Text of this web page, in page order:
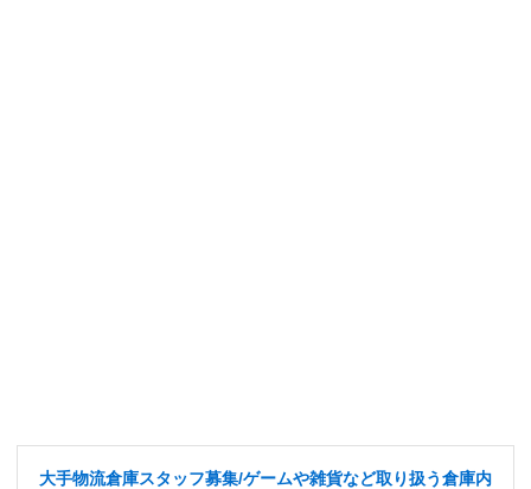
大手物流倉庫スタッフ募集/ゲームや雑貨など取り扱う倉庫内